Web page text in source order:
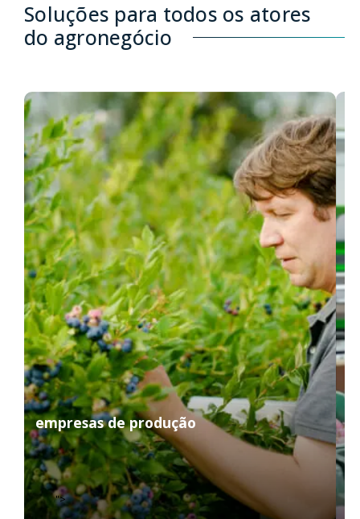
Soluções para todos os atores
do agronegócio
empresas de produção
">